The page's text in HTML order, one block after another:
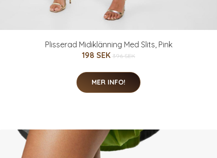
Plisserad Midiklänning Med Slits, Pink
198 SEK 396 SEK
MER INFO!